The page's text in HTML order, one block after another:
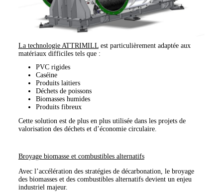
La technologie ATTRIMILL est particulièrement adaptée aux
matériaux difficiles tels que :
PVC rigides
Caséine
Produits laitiers
Déchets de poissons
Biomasses humides
Produits fibreux
Cette solution est de plus en plus utilisée dans les projets de
valorisation des déchets et d’économie circulaire.
Broyage biomasse et combustibles alternatifs
Avec l’accélération des stratégies de décarbonation, le broyage
des biomasses et des combustibles alternatifs devient un enjeu
industriel majeur.